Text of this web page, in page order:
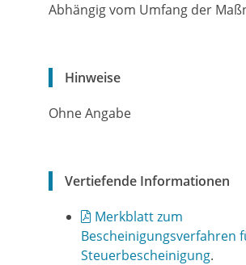
Abhängig vom Umfang der
Hinweise
Ohne Angabe
Vertiefende Informationen
Merkblatt zum
Bescheinigungsverfahren
Steuerbescheinigung.